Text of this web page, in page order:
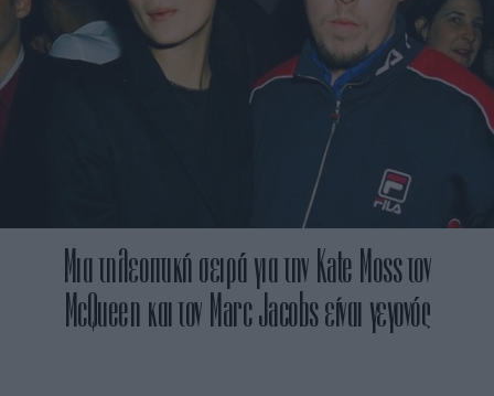
Mια τηλεοπτική σειρά για την Kate Moss τον
McQueen και τον Marc Jacobs είναι γεγονός